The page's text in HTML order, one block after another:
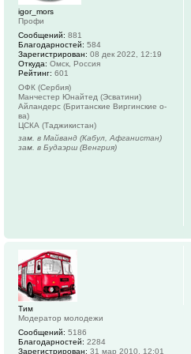
igor_mors
Профи
Сообщений: 881
Благодарностей: 584
Зарегистрирован: 08 дек 2022, 12:19
Откуда: Омск, Россия
Рейтинг: 601
ОФК (Сербия)
Манчестер Юнайтед (Эсватини)
Айландерс (Британские Виргинские о-
ва)
ЦСКА (Таджикистан)
зам. в Майванд (Кабул, Афганистан)
зам. в Будаэрш (Венгрия)
Тим
Модератор молодежи
Сообщений: 5186
Благодарностей: 2284
Зарегистрирован: 31 мар 2010, 12:01